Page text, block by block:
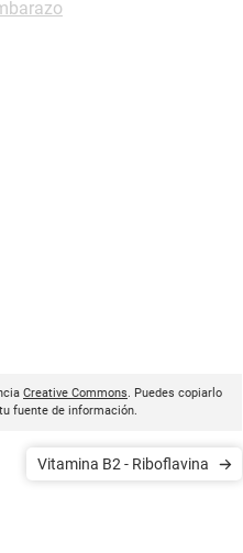
Creative Commons. Puedes copiarlo
fuente de información.
Vitamina B2 - Riboflavina